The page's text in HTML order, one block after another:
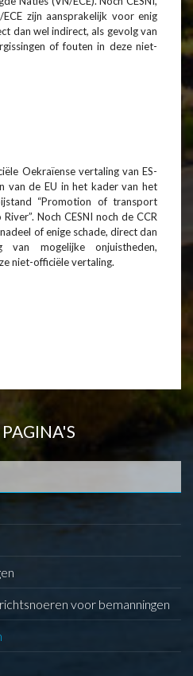
voor bemanningen
zijn aansprakelijk voor enig
dan wel indirect, als gevolg van
of fouten in deze niet-
Oekraïense vertaling van ES-
van de EU in het kader van het
“Promotion of transport
Noch CESNI noch de CCR
of enige schade, direct dan
mogelijke onjuistheden,
niet-officiële vertaling.